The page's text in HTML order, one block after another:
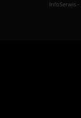
InfoSerwis-